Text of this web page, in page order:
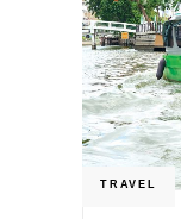
TRAVEL